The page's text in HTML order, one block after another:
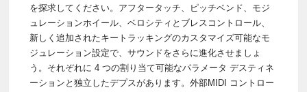
を探求してください。アフタータッチ、ピッチベンド、モジ
ュレーションホイール、ベロシティとブレスコントロール、
新しく追加されたキートラッキングのカスタマイズ可能なモ
ジュレーション設定で、サウンドをさらに進化させましょ
う。それぞれに 4 つの割り当て可能なパラメータ デスティネ
ーションと独立したデプスがあります。外部MIDI コントロー